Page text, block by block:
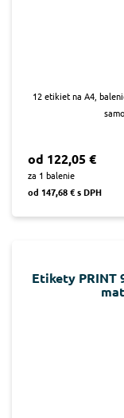
12 etikiet na A4,
od 122,05 €
za 1 balenie
od 147,68 € s DPH
Etikety PRINT